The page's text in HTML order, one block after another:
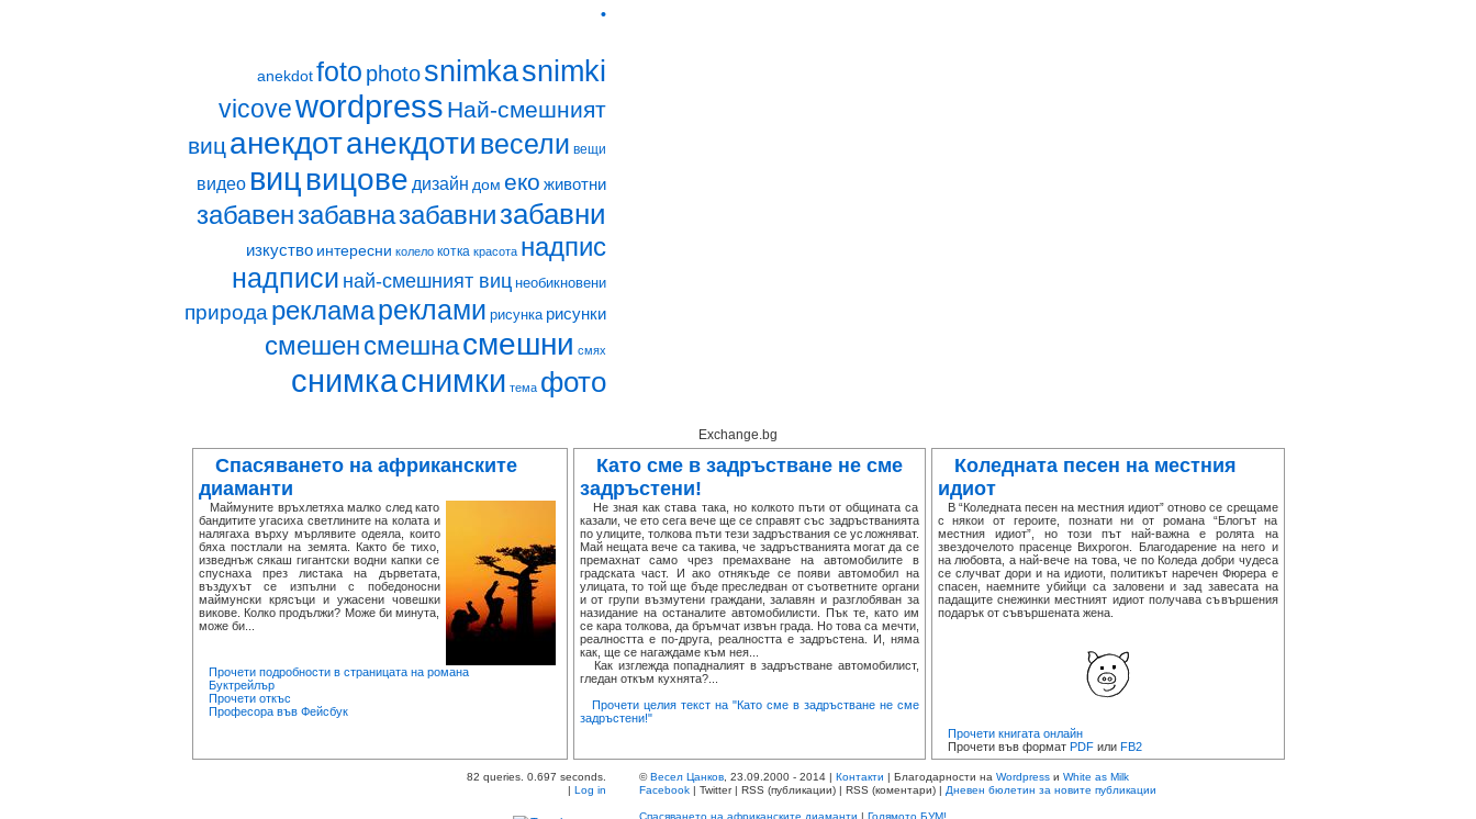
•
anekdotfoto photosnimkasnimki
vicovewordpress Най-смешният
вицанекдотанекдоти весели вещи
видео вицвицове дизайн дом еко животни
забавензабавназабавнизабавни
изкуство интересни колело котка красота надпис
надписи най-смешният виц необикновени
природа рекламареклами рисунка рисунки
смешенсмешнасмешни смях
снимкаснимки тема фото
Exchange.bg
Спасяването на африканските
диаманти
Маймуните връхлетяха малко след като
бандитите угасиха светлините на колата и
налягаха върху мърлявите одеяла, които
бяха постлали на земята. Както бе тихо,
изведнъж сякаш гигантски водни капки се
спуснаха през листака на дърветата,
въздухът се изпълни с победоносни
маймунски крясъци и ужасени човешки
викове. Колко продължи? Може би минута,
може би...
Прочети подробности в страницата на романа
Буктрейлър
Прочети откъс
Професора във Фейсбук
Като сме в задръстване не сме
задръстени!
Не зная как става така, но колкото пъти от общината са
казали, че ето сега вече ще се справят със задръстванията
по улиците, толкова пъти тези задръствания се усложняват.
Май нещата вече са такива, че задръстванията могат да се
премахнат само чрез премахване на автомобилите в
градската част. И ако отнякъде се появи автомобил на
улицата, то той ще бъде преследван от съответните органи
и от групи възмутени граждани, залавян и разглобяван за
назидание на останалите автомобилисти. Пък те, като им
се кара толкова, да бръмчат извън града. Но това са мечти,
реалността е по-друга, реалността е задръстена. И, няма
как, ще се нагаждаме към нея...
Как изглежда попадналият в задръстване автомобилист,
гледан откъм кухнята?...
Прочети целия текст на "Като сме в задръстване не сме
задръстени!"
Коледната песен на местния
идиот
В “Коледната песен на местния идиот” отново се срещаме
с някои от героите, познати ни от романа “Блогът на
местния идиот”, но този път най-важна е ролята на
звездочелото прасенце Вихрогон. Благодарение на него и
на любовта, а най-вече на това, че по Коледа добри чудеса
се случват дори и на идиоти, политикът наречен Фюрера е
спасен, наемните убийци са заловени и зад завесата на
падащите снежинки местният идиот получава съвършения
подарък от съвършената жена.
Прочети книгата онлайн
Прочети във формат PDFили FB2
82 queries. 0.697 seconds.
| Log in
©Весел Цанков , 23.09.2000 - 2014 | Контакти | Благодарности на Wordpress и White as Milk
Facebook | Twitter | RSS (публикации) | RSS (коментари) | Дневен бюлетин за новите публикации
Спасяването на африканските диаманти | Голямото БУМ!